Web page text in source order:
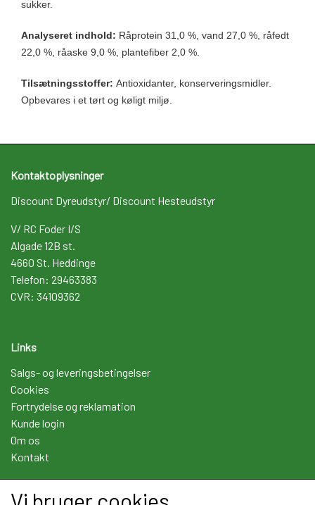
sukker.
Analyseret indhold: Råprotein 31,0 %, vand 27,0 %, råfedt
22,0 %, råaske 9,0 %, plantefiber 2,0 %.
Tilsætningsstoffer: Antioxidanter, konserveringsmidler.
Opbevares i et tørt og køligt miljø.
Kontaktoplysninger
Discount Dyreudstyr/ Discount Hesteudstyr
V/ RC Foder I/S
Algade 12B st.
4660 St. Heddinge
Telefon: 29463383
CVR: 34109362
Links
Salgs- og leveringsbetingelser
Cookies
Fortrydelse og reklamation
Kunde login
Om os
Kontakt